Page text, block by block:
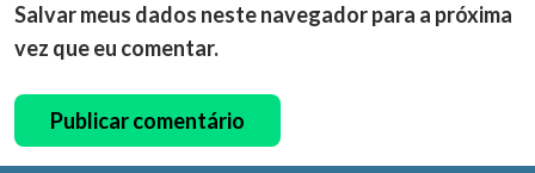
Salvar meus dados neste navegador para a próxima
vez que eu comentar.